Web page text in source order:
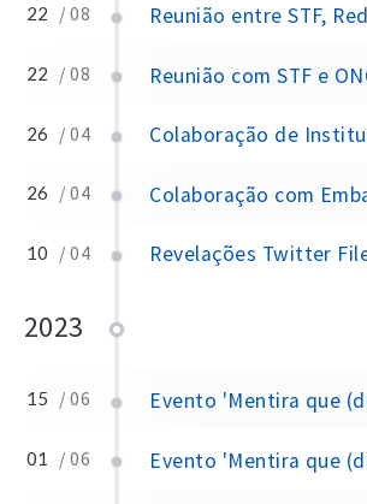
22 / 08 Reunião entre STF,
22 / 08 Reunião com STF e
26 / 04 Colaboração de
26 / 04 Colaboração com
10 / 04 Revelações Twitter
2023
15 / 06 Evento 'Mentira que
01 / 06 Evento 'Mentira que